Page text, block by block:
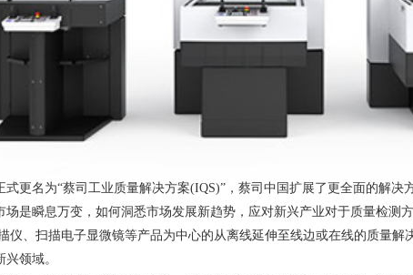
名为“蔡司工业质量解决方案(IQS)”，蔡司中国扩展了更全面的解决
是瞬息万变，如何洞悉市场发展新趋势，应对新兴产业对于质量检测
仪、扫描电子显微镜等产品为中心的从离线延伸至线边或在线的质量
领域。